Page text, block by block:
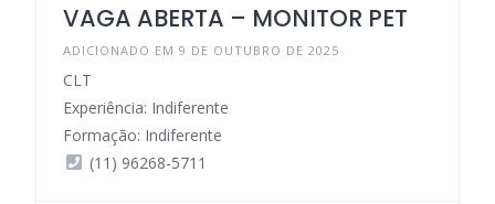
VAGA ABERTA – MONITOR PET
ADICIONADO EM 9 DE OUTUBRO DE 2025
CLT
Experiência: Indiferente
Formação: Indiferente
(11) 96268-5711